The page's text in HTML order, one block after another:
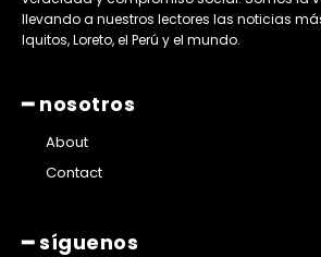
llevando a nuestros lectores las noticias
Iquitos, Loreto, el Perú y el mundo.
━ nosotros
About
Contact
━ síguenos